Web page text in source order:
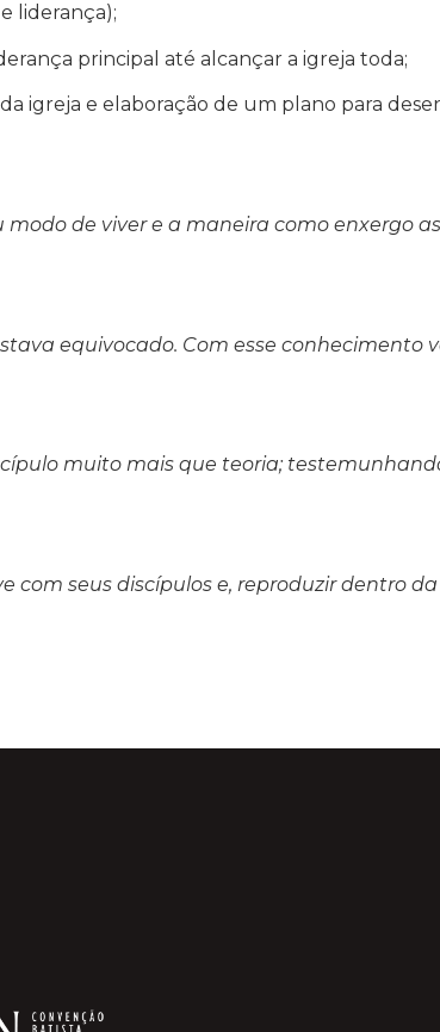
liderança);
principal até alcançar a igreja toda;
igreja e elaboração de um plano para
de viver e a maneira como enxergo as
equivocado. Com esse conhecimento
muito mais que teoria;
com seus discípulos e, reproduzir dentro